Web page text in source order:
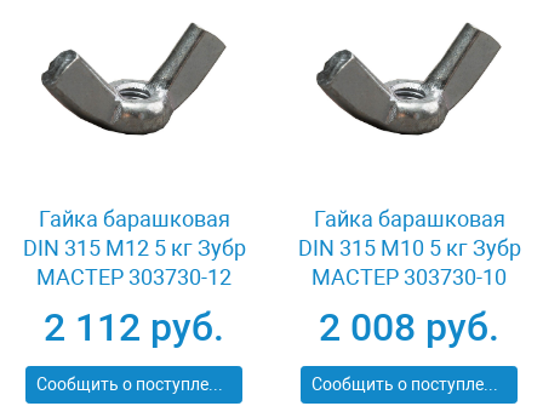
Гайка барашковая
DIN 315 M12 5 кг Зубр
МАСТЕР 303730-12
2 112 руб.
Сообщить о поступлении
Гайка барашковая
DIN 315 M10 5 кг Зубр
МАСТЕР 303730-10
2 008 руб.
Сообщить о поступлении